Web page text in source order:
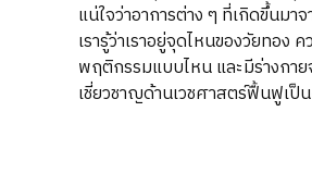
แน่ใจว่าอาการต่าง ๆ ที่เกิดขึ้นมา
เรารู้ว่าเราอยู่จุดไหนของวัยทอ
พฤติกรรมแบบไหน และมีร่างกาย
เชี่ยวชาญด้านเวชศาสตร์ฟื้นฟูเป็